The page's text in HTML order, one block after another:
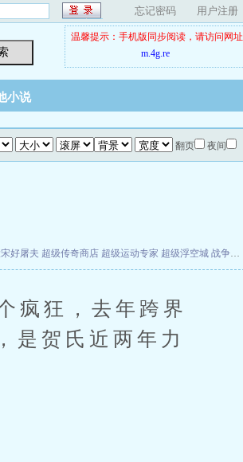
忘记密码 用户注册
温馨提示：手机版同步阅读，请访问网址
m.4g.re
小说
翻页 夜间
好屠夫 超级传奇商店 超级运动专家 超级浮空城 战争天堂
疯狂，去年跨界
是贺氏近两年力